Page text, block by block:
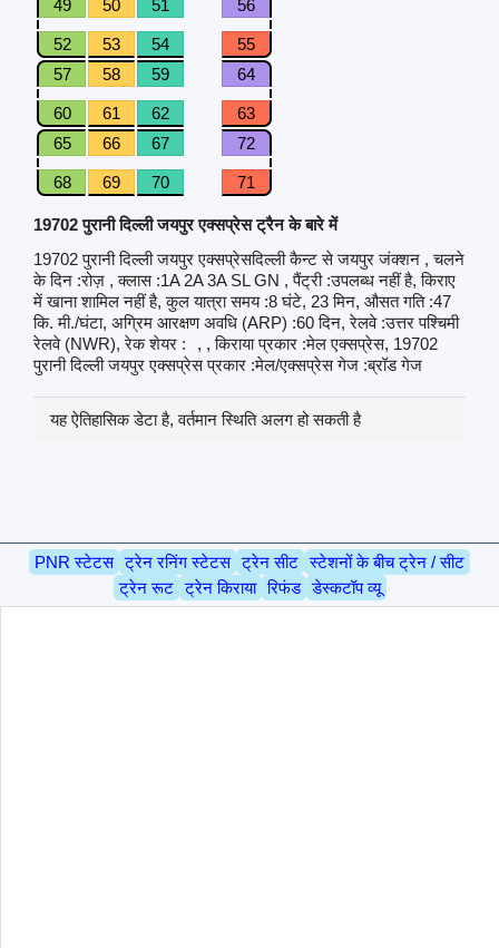
49
50 51 56
52 53 54
55
57
58 59 64
60 61 62
63
65
66 67 72
68 69 70 71
19702 पुरानी दिल्ली जयपुर एक्सप्रेस ट्रैन के बारे में
19702 पुरानी दिल्ली जयपुर एक्सप्रेसदिल्ली कैन्ट से जयपुर जंक्शन , चलने
के दिन :रोज़ , क्लास :1A 2A 3A SL GN , पैंट्री :उपलब्ध नहीं है, किराए
में खाना शामिल नहीं है, कुल यात्रा समय :8 घंटे, 23 मिन, औसत गति :47
कि. मी./घंटा, अग्रिम आरक्षण अवधि (ARP) :60 दिन, रेलवे :उत्तर पश्चिमी
रेलवे (NWR), रेक शेयर :
, , किराया प्रकार :मेल एक्सप्रेस, 19702
पुरानी दिल्ली जयपुर एक्सप्रेस प्रकार :मेल/एक्सप्रेस गेज :ब्रॉड गेज
यह ऐतिहासिक डेटा है, वर्तमान स्थिति अलग हो सकती है
PNR स्टेटस ट्रेन रनिंग स्टेटस ट्रेन सीट स्टेशनों के बीच ट्रेन / सीट
ट्रेन रूट ट्रेन किराया रिफंड डेस्कटॉप व्यू